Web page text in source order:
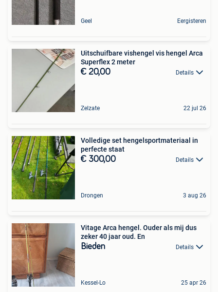
Geel Eergisteren
Uitschuifbare vishengel vis hengel Arca
Superflex 2 meter
€ 20,00 Details
Zelzate 22 jul 26
Volledige set hengelsportmateriaal in
perfecte staat
€ 300,00 Details
Drongen 3 aug 26
Vitage Arca hengel. Ouder als mij dus
zeker 40 jaar oud. En
Bieden Details
Kessel-Lo 25 apr 26